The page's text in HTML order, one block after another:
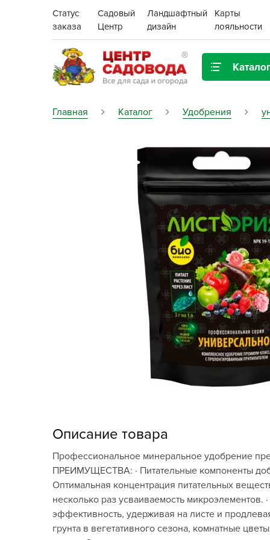
Статус
заказа
Садовый
Центр
Ландшафтный
дизайн
Карты
лояльности
Газонная трава
Декор для дома и сада
Ёмкости для рассады и
Картофель семенной
Комнатные горшечные
многолетники Весна
Новогодняя продукция
Отдых в саду, пикник
Подарочные карты
Поиск
Главная Каталог Удобрения
Описание товара
Профессиональное минеральное удобрение
ПРЕИМУЩЕСТВА: · Питательные компоненты
Оптимальная концентрация питательных
несколько раз усваиваемость
эффективность, удерживая на листе и
грунта в вегетативного сезона, комнатные